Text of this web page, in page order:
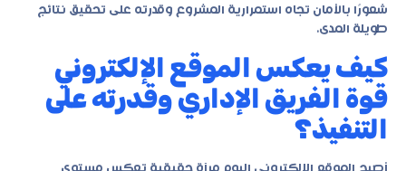
شعورًا بالأمان تجاه استمرارية المشروع وقدرته على تحقيق نتائج
طويلة المدى.
كيف يعكس الموقع الإلكتروني
قوة الفريق الإداري وقدرته على
التنفيذ؟